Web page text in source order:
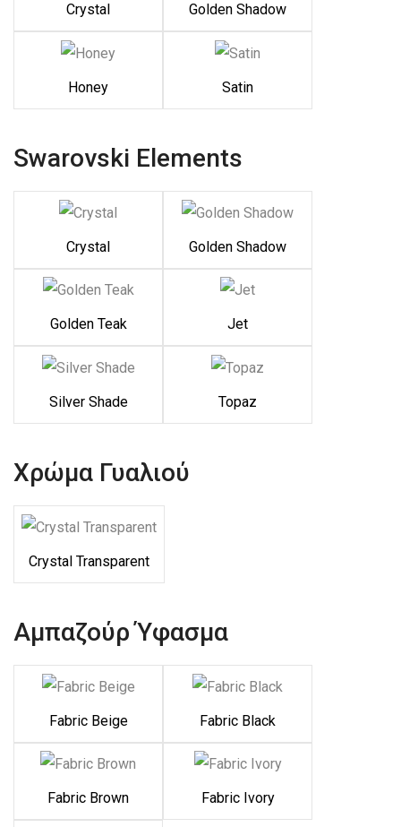
Crystal Golden Shadow
Honey Satin
Swarovski Elements
Crystal Golden Shadow
Golden Teak Jet
Silver Shade Topaz
Χρώμα Γυαλιού
Crystal Transparent
Αμπαζούρ Ύφασμα
Fabric Beige Fabric Black
Fabric Brown Fabric Ivory